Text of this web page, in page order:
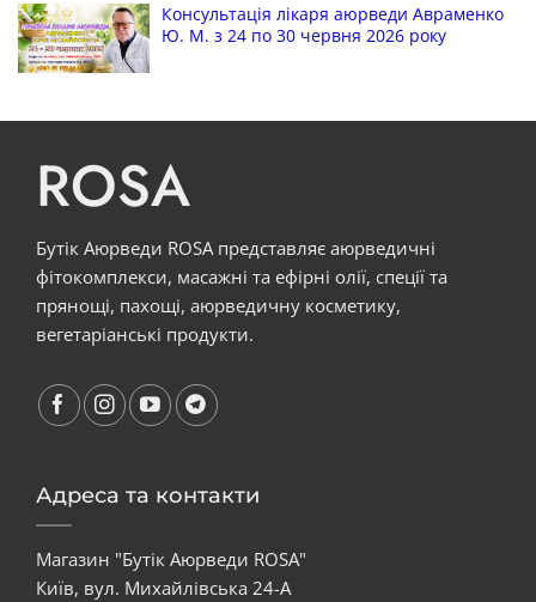
Консультація лікаря аюрведи Авраменко
Ю. М. з 24 по 30 червня 2026 року
ROSA
Бутік Аюрведи ROSA представляє аюрведичні
фітокомплекси, масажні та ефірні олії, спеції та
прянощі, пахощі, аюрведичну косметику,
вегетаріанські продукти.
Адреса та контакти
Магазин "Бутік Аюрведи ROSA"
Київ, вул. Михайлівська 24-А